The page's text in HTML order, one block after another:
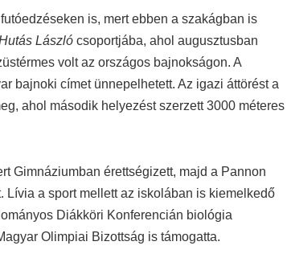
is, mert ebben a szakágban is
László csoportjába, ahol augusztusban
volt az országos bajnokságon. A
bajnoki címet ünnepelhetett. Az igazi áttörést a
ahol második helyezést szerzett 3000 méteres
Gimnáziumban érettségizett, majd a Pannon
Lívia a sport mellett az iskolában is kiemelkedő
Diákköri Konferencián biológia
Olimpiai Bizottság is támogatta.